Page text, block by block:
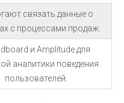
связать данные о
с процессами продаж.
и Amplitude для
аналитики поведения
пользователей.